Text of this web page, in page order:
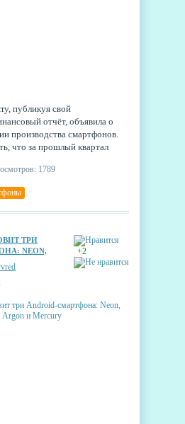
публикуя свой
отчёт, объявила о
производства смартфонов.
что за прошлый квартал
что компания была одним
на заре рынка смартфонов.
1789
+2
ТРИ
NEON,